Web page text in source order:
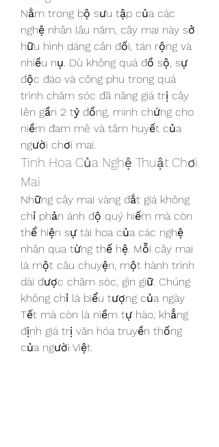
Nằm trong bộ sưu tập của các
nghệ nhân lâu năm, cây mai này sở
hữu hình dáng cân đối, tán rộng và
nhiều nụ. Dù không quá đồ sộ, sự
độc đáo và công phu trong quá
trình chăm sóc đã nâng giá trị cây
lên gần 2 tỷ đồng, minh chứng cho
niềm đam mê và tâm huyết của
người chơi mai.
Tinh Hoa Của Nghệ Thuật Chơi
Mai
Những cây mai vàng đắt giá không
chỉ phản ánh độ quý hiếm mà còn
thể hiện sự tài hoa của các nghệ
nhân qua từng thế hệ. Mỗi cây mai
là một câu chuyện, một hành trình
dài được chăm sóc, gìn giữ. Chúng
không chỉ là biểu tượng của ngày
Tết mà còn là niềm tự hào, khẳng
định giá trị văn hóa truyền thống
của người Việt.